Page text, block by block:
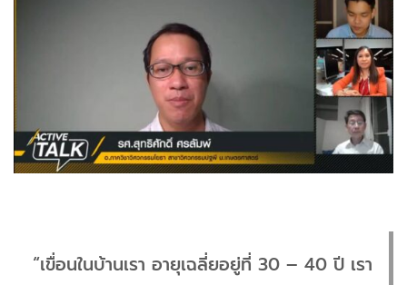
“เขื่อนในบ้านเรา อายุเฉลี่ยอยู่ที่ 30 – 40 ปี เรา